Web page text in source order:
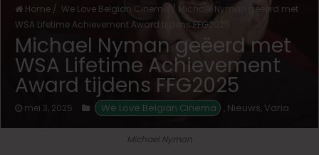
Home / We Love Belgian Cinema / Michael Nyman geëerd met
WSA Lifetime Achievement Award tijdens FFG2025
Michael Nyman geëerd met
WSA Lifetime Achievement
Award tijdens FFG2025
mei 3, 2025 We Love Belgian Cinema , Nieuws, Varia
Michael Nyman